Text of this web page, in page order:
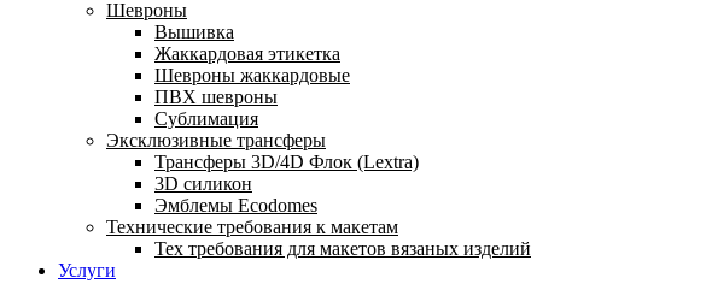
Шевроны
Вышивка
Жаккардовая этикетка
Шевроны жаккардовые
ПВХ шевроны
Сублимация
Эксклюзивные трансферы
Трансферы 3D/4D Флок (Lextra)
3D силикон
Эмблемы Ecodomes
Технические требования к макетам
Тех требования для макетов вязаных изделий
Услуги